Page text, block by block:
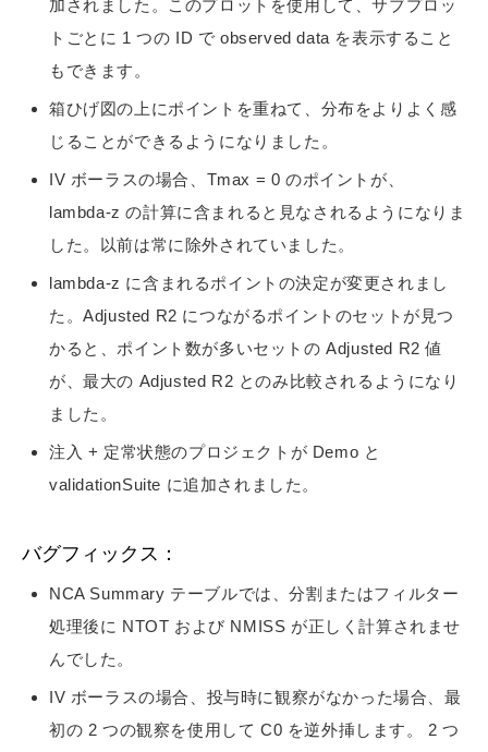
加されました。このプロットを使用して、サブプロッ
トごとに 1 つの ID で observed data を表示すること
もできます。
箱ひげ図の上にポイントを重ねて、分布をよりよく感
じることができるようになりました。
IV ボーラスの場合、Tmax = 0 のポイントが、
lambda-z の計算に含まれると見なされるようになりま
した。以前は常に除外されていました。
lambda-z に含まれるポイントの決定が変更されまし
た。Adjusted R2 につながるポイントのセットが見つ
かると、ポイント数が多いセットの Adjusted R2 値
が、最大の Adjusted R2 とのみ比較されるようになり
ました。
注入 + 定常状態のプロジェクトが Demo と
validationSuite に追加されました。
バグフィックス：
NCA Summary テーブルでは、分割またはフィルター
処理後に NTOT および NMISS が正しく計算されませ
んでした。
IV ボーラスの場合、投与時に観察がなかった場合、最
初の 2 つの観察を使用して C0 を逆外挿します。 2 つ